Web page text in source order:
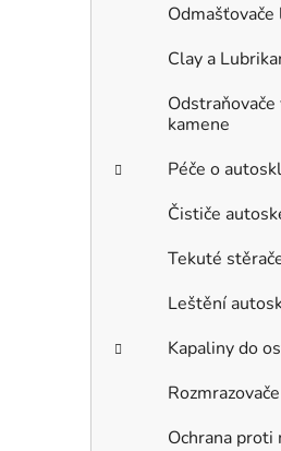
Odmašťovače
Clay a
kamene
Péče o
Čističe
Tekuté
Leštění
Kapaliny do
Ochrana